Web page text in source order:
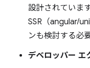
設計されていま
SSR（angular/
ンも検討する必
デベロッパー エ